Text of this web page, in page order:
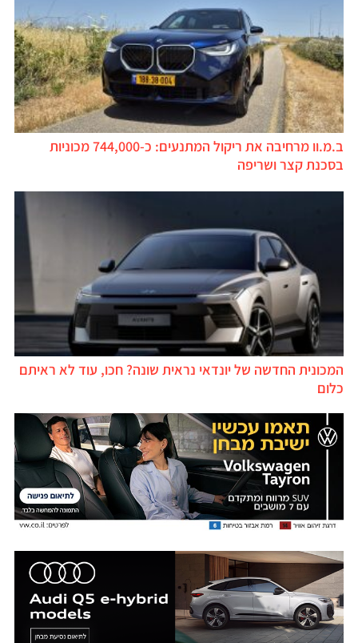
ב.מ.וו מרחיבה את ריקול המתנעים: כ-744,000 מכוניות
בסכנת קצר ושריפה
המכונית החדשה של יונדאי נראית שונה? חכו, עוד לא ראיתם
כלום